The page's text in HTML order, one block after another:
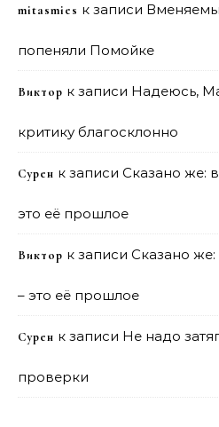
mitasmies к записи
попеняли Помойке
Виктор к записи Надеюсь,
критику благосклонно
Сурен к записи Сказано же:
это её прошлое
Виктор к записи Сказано
– это её прошлое
Сурен к записи Не надо
проверки